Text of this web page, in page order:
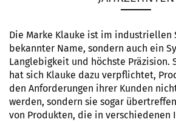
Die Marke Klauke ist im industriellen
bekannter Name, sondern auch ein
Langlebigkeit und höchste Präzision.
hat sich Klauke dazu verpflichtet,
den Anforderungen ihrer Kunden
werden, sondern sie sogar
von Produkten, die in verschiedenen